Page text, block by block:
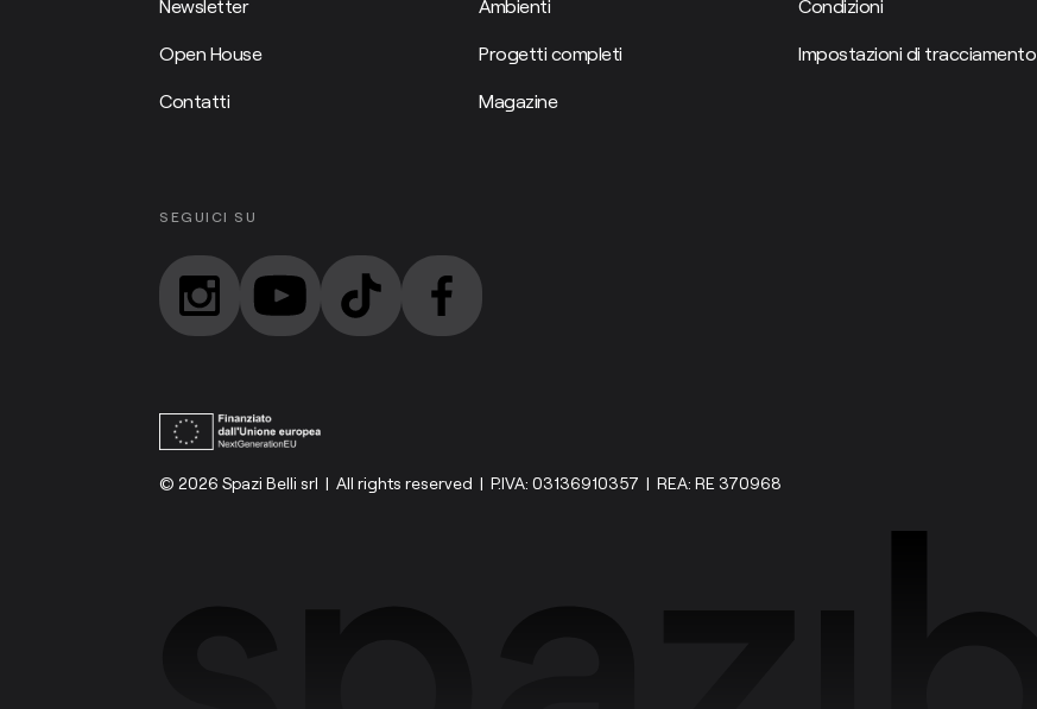
Newsletter
Open House
Contatti
Ambienti
Progetti completi
Magazine
Condizioni
Impostazioni di tracciamento
SEGUICI SU
© 2026 Spazi Belli srl | All rights reserved | P.IVA: 03136910357 | REA: RE 370968